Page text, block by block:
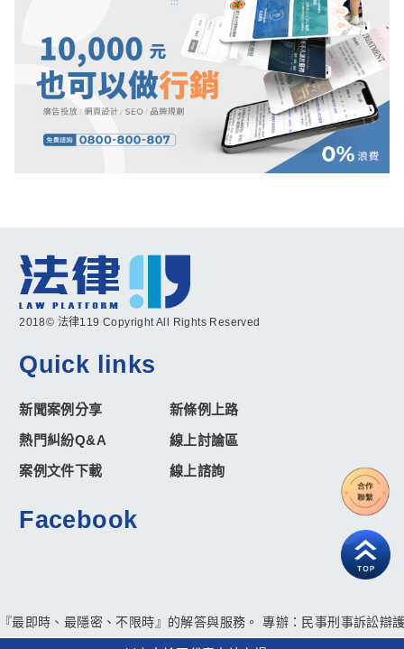
2018© 法律119 Copyright All Rights Reserved
Quick links
新聞案例分享
新條例上路
熱門糾紛Q&A
線上討論區
案例文件下載
線上諮詢
Facebook
最即時、最隱密、不限時』的解答與服務。 專辦：民事刑事訴訟